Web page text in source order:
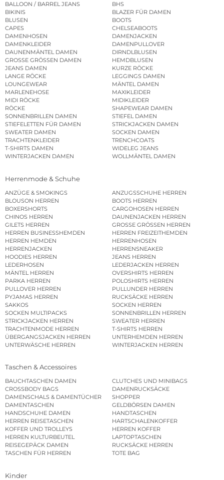
BALLOON / BARREL JEANS
BHS
BIKINIS
BLAZER FÜR DAMEN
BLUSEN
BOOTS
CAPES
CHELSEABOOTS
DAMENHOSEN
DAMENJACKEN
DAMENKLEIDER
DAMENPULLOVER
DAUNENMÄNTEL DAMEN
DIRNDLBLUSEN
GROSSE GRÖSSEN DAMEN
HEMDBLUSEN
JEANS DAMEN
KURZE RÖCKE
LANGE RÖCKE
LEGGINGS DAMEN
LOUNGEWEAR
MÄNTEL DAMEN
MARLENEHOSE
MAXIKLEIDER
MIDI RÖCKE
MIDIKLEIDER
RÖCKE
SHAPEWEAR DAMEN
SONNENBRILLEN DAMEN
STIEFEL DAMEN
STIEFELETTEN FÜR DAMEN
STRICKJACKEN DAMEN
SWEATER DAMEN
SOCKEN DAMEN
TRACHTENKLEIDER
TRENCHCOATS
T-SHIRTS DAMEN
WIDELEG JEANS
WINTERJACKEN DAMEN
WOLLMÄNTEL DAMEN
Herrenmode & Schuhe
ANZÜGE & SMOKINGS
ANZUGSSCHUHE HERREN
BLOUSON HERREN
BOOTS HERREN
BOXERSHORTS
CARGOHOSEN HERREN
CHINOS HERREN
DAUNENJACKEN HERREN
GILETS HERREN
GROSSE GRÖSSEN HERREN
HERREN BUSINESSHEMDEN
HERREN FREIZEITHEMDEN
HERREN HEMDEN
HERRENHOSEN
HERRENJACKEN
HERRENSNEAKER
HOODIES HERREN
JEANS HERREN
LEDERHOSEN
LEDERJACKEN HERREN
MÄNTEL HERREN
OVERSHIRTS HERREN
PARKA HERREN
POLOSHIRTS HERREN
PULLOVER HERREN
PULLUNDER HERREN
PYJAMAS HERREN
RUCKSÄCKE HERREN
SAKKOS
SOCKEN HERREN
SOCKEN MULTIPACKS
SONNENBRILLEN HERREN
STRICKJACKEN HERREN
SWEATER HERREN
TRACHTENMODE HERREN
T-SHIRTS HERREN
ÜBERGANGSJACKEN HERREN
UNTERHEMDEN HERREN
UNTERWÄSCHE HERREN
WINTERJACKEN HERREN
Taschen & Accessoires
BAUCHTASCHEN DAMEN
CLUTCHES UND MINIBAGS
CROSSBODY BAGS
DAMENRUCKSÄCKE
DAMENSCHALS & DAMENTÜCHER
SHOPPER
DAMENTASCHEN
GELDBÖRSEN DAMEN
HANDSCHUHE DAMEN
HANDTASCHEN
HERREN REISETASCHEN
HARTSCHALENKOFFER
KOFFER UND TROLLEYS
HERREN KOFFER
HERREN KULTURBEUTEL
LAPTOPTASCHEN
REISEGEPÄCK DAMEN
RUCKSÄCKE HERREN
TASCHEN FÜR HERREN
TOTE BAG
Kinder